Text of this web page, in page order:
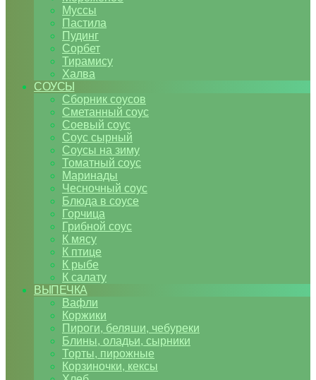
Муссы
Пастила
Пудинг
Сорбет
Тирамису
Халва
СОУСЫ
Сборник соусов
Сметанный соус
Соевый соус
Соус сырный
Соусы на зиму
Томатный соус
Маринады
Чесночный соус
Блюда в соусе
Горчица
Грибной соус
К мясу
К птице
К рыбе
К салату
ВЫПЕЧКА
Вафли
Коржики
Пироги, беляши, чебуреки
Блины, оладьи, сырники
Торты, пирожные
Корзиночки, кексы